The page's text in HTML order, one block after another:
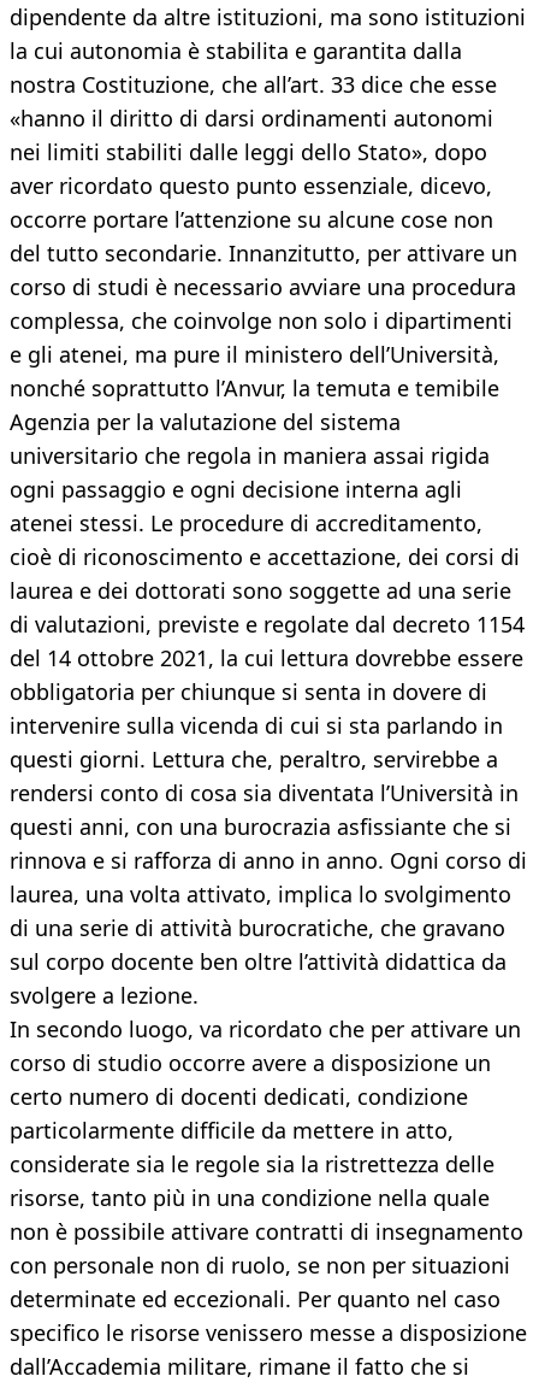
dipendente da altre istituzioni, ma sono istituzioni
la cui autonomia è stabilita e garantita dalla
nostra Costituzione, che all’art. 33 dice che esse
«hanno il diritto di darsi ordinamenti autonomi
nei limiti stabiliti dalle leggi dello Stato», dopo
aver ricordato questo punto essenziale, dicevo,
occorre portare l’attenzione su alcune cose non
del tutto secondarie. Innanzitutto, per attivare un
corso di studi è necessario avviare una procedura
complessa, che coinvolge non solo i dipartimenti
e gli atenei, ma pure il ministero dell’Università,
nonché soprattutto l’Anvur, la temuta e temibile
Agenzia per la valutazione del sistema
universitario che regola in maniera assai rigida
ogni passaggio e ogni decisione interna agli
atenei stessi. Le procedure di accreditamento,
cioè di riconoscimento e accettazione, dei corsi di
laurea e dei dottorati sono soggette ad una serie
di valutazioni, previste e regolate dal decreto 1154
del 14 ottobre 2021, la cui lettura dovrebbe essere
obbligatoria per chiunque si senta in dovere di
intervenire sulla vicenda di cui si sta parlando in
questi giorni. Lettura che, peraltro, servirebbe a
rendersi conto di cosa sia diventata l’Università in
questi anni, con una burocrazia asfissiante che si
rinnova e si rafforza di anno in anno. Ogni corso di
laurea, una volta attivato, implica lo svolgimento
di una serie di attività burocratiche, che gravano
sul corpo docente ben oltre l’attività didattica da
svolgere a lezione.
In secondo luogo, va ricordato che per attivare un
corso di studio occorre avere a disposizione un
certo numero di docenti dedicati, condizione
particolarmente difficile da mettere in atto,
considerate sia le regole sia la ristrettezza delle
risorse, tanto più in una condizione nella quale
non è possibile attivare contratti di insegnamento
con personale non di ruolo, se non per situazioni
determinate ed eccezionali. Per quanto nel caso
specifico le risorse venissero messe a disposizione
dall’Accademia militare, rimane il fatto che si